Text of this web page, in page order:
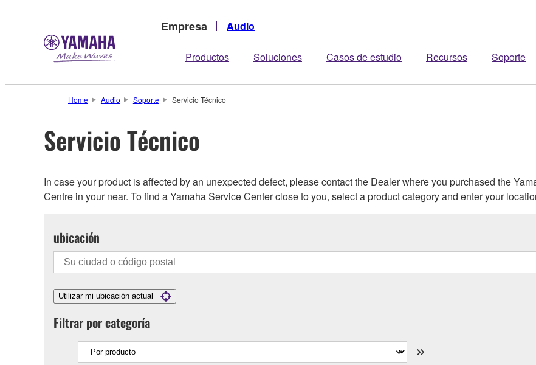
Empresa Audio
Productos Soluciones Casos de estudio Recursos Soporte
Home Audio Soporte Servicio Técnico
Servicio Técnico
In case your product is affected by an unexpected defect, please contact the Dealer where you purchased the
Centre in your near. To find a Yamaha Service Center close to you, select a product category and enter your
ubicación
Utilizar mi ubicación actual
Filtrar por categoría